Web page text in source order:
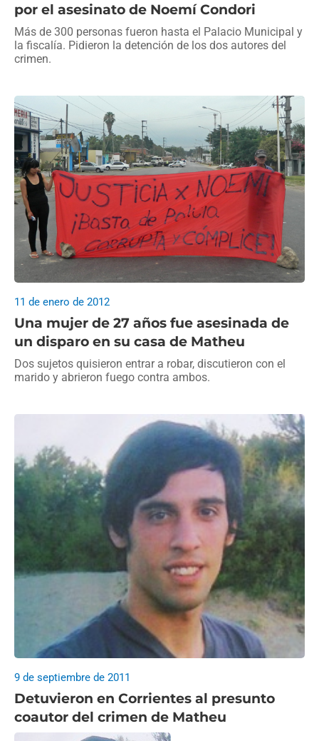
por el asesinato de Noemí Condori
Más de 300 personas fueron hasta el Palacio Municipal y
la fiscalía. Pidieron la detención de los dos autores del
crimen.
Una mujer de 27 años fue asesinada de
un disparo en su casa de Matheu
11 de enero de 2012
Dos sujetos quisieron entrar a robar, discutieron con el
marido y abrieron fuego contra ambos.
Detuvieron en Corrientes al presunto
coautor del crimen de Matheu
9 de septiembre de 2011